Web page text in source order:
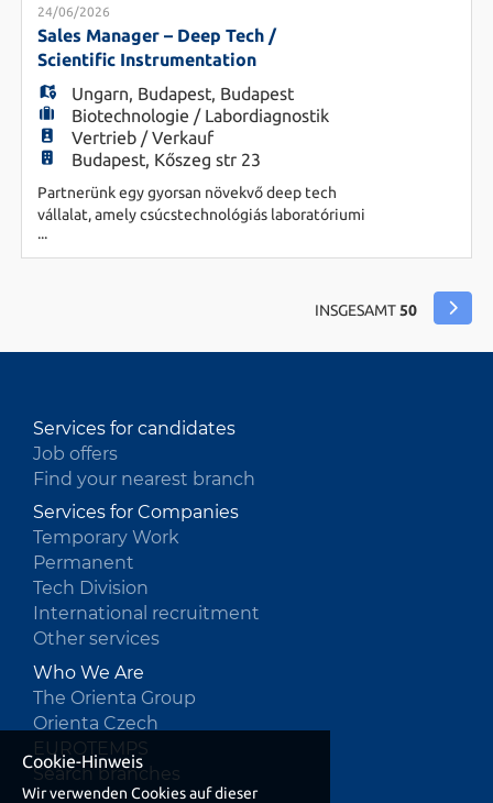
Bővülő csapatukba keresünk új kollégát Építőipari
Projektvezető pozícióba, aki irodai környezetből
támogatja a kivitelezési projektek s
24/06/2026
Sales Manager – Deep Tech /
Scientific Instrumentation
Ungarn, Budapest, Budapest
Biotechnologie / Labordiagnostik
Vertrieb / Verkauf
Budapest, Kőszeg str 23
Partnerünk egy gyorsan növekvő deep tech
vállalat, amely csúcstechnológiás laboratóriumi
mérőműszereket fejleszt és gyárt kutatási és ipari
alkalmazások számára. Innovatív megoldásaikat
...
INSGESAMT50
Services for candidates
Job offers
Find your nearest branch
Services for Companies
Temporary Work
Permanent
Tech Division
International recruitment
Other services
Who We Are
The Orienta Group
Orienta Czech
EUROTEMPS
Search branches
Cookie-Hinweis
Wir verwenden Cookies auf dieser